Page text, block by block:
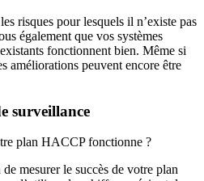
risques pour lesquels il n’existe pas
également que vos systèmes
fonctionnent bien. Même si
améliorations peuvent encore être
surveillance
plan HACCP fonctionne ?
mesurer le succès de votre plan